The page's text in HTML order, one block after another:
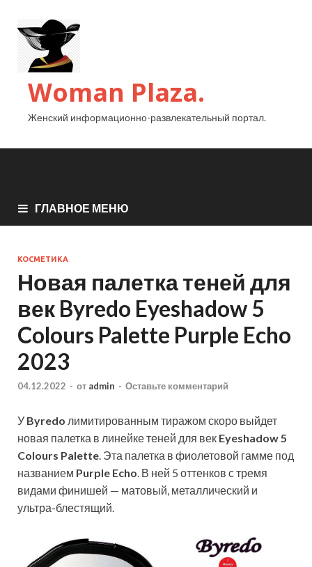
Woman Plaza.
Женский информационно-развлекательный портал.
ГЛАВНОЕ МЕНЮ
КОСМЕТИКА
Новая палетка теней для
век Byredo Eyeshadow 5
Colours Palette Purple Echo
2023
04.12.2022 - от admin - Оставьте комментарий
У Byredo лимитированным тиражом скоро выйдет
новая палетка в линейке теней для век Eyeshadow 5
Colours Palette. Эта палетка в фиолетовой гамме под
названием Purple Echo. В ней 5 оттенков с тремя
видами финишей — матовый, металлический и
ультра-блестящий.